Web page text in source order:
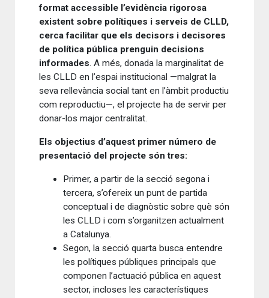
format accessible l’evidència rigorosa
existent sobre polítiques i serveis de CLLD,
cerca facilitar que els decisors i decisores
de política pública prenguin decisions
informades. A més, donada la marginalitat de
les CLLD en l’espai institucional —malgrat la
seva rellevància social tant en l’àmbit productiu
com reproductiu—, el projecte ha de servir per
donar-los major centralitat.
Els objectius d’aquest primer número de
presentació del projecte són tres:
Primer, a partir de la secció segona i
tercera, s’ofereix un punt de partida
conceptual i de diagnòstic sobre què són
les CLLD i com s’organitzen actualment
a Catalunya.
Segon, la secció quarta busca entendre
les polítiques públiques principals que
componen l’actuació pública en aquest
sector, incloses les característiques